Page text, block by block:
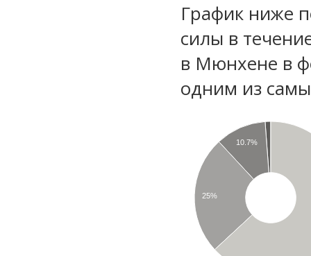
График ниже
силы в
в Мюнхене в
одним из
10.7%
25%